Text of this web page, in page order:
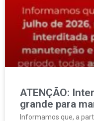
ATENÇÃO:
grande para
Informamos que, a